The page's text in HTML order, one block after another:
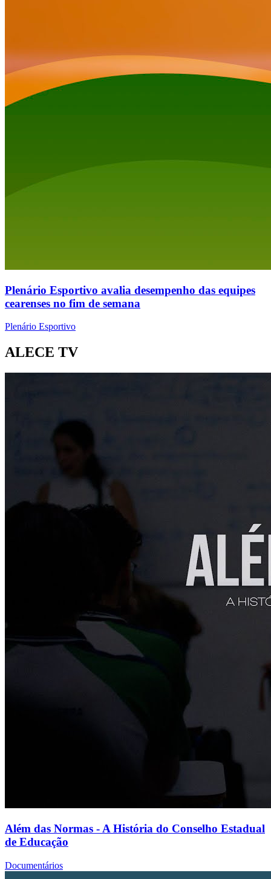
Plenário Esportivo avalia desempenho das equipes
cearenses no fim de semana
Plenário Esportivo
ALECE TV
Além das Normas - A História do Conselho Estadual
de Educação
Documentários